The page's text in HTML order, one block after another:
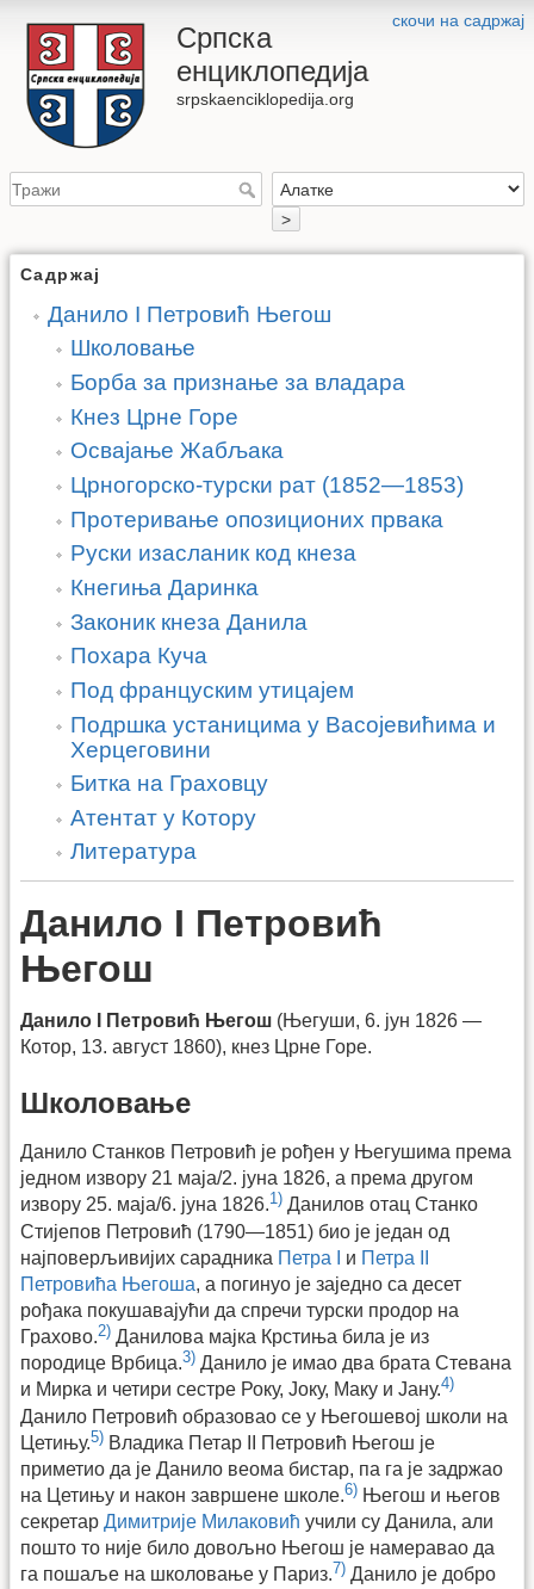
скочи на садржај
Српска
енциклопедија
srpskaenciklopedija.org
>
Садржај
Данило I Петровић Његош
Школовање
Борба за признање за владара
Кнез Црне Горе
Освајање Жабљака
Црногорско-турски рат (1852—1853)
Протеривање опозиционих првака
Руски изасланик код кнеза
Кнегиња Даринка
Законик кнеза Данила
Похара Куча
Под француским утицајем
Подршка устаницима у Васојевићима и
Херцеговини
Битка на Граховцу
Атентат у Котору
Литература
Данило I Петровић
Његош
Данило I Петровић Његош (Његуши, 6. јун 1826 —
Котор, 13. август 1860), кнез Црне Горе.
Школовање
Данило Станков Петровић је рођен у Његушима према
једном извору 21 маја/2. јуна 1826, а према другом
извору 25. маја/6. јуна 1826.1) Данилов отац Станко
Стијепов Петровић (1790—1851) био је један од
најповерљивијих сарадника Петра I и Петра II
Петровића Његоша, а погинуо је заједно са десет
рођака покушавајући да спречи турски продор на
Грахово.2) Данилова мајка Крстиња била је из
породице Врбица.3) Данило је имао два брата Стевана
и Мирка и четири сестре Року, Јоку, Маку и Јану.4)
Данило Петровић образовао се у Његошевој школи на
Цетињу.5) Владика Петар II Петровић Његош је
приметио да је Данило веома бистар, па га је задржао
на Цетињу и након завршене школе.6) Његош и његов
секретар Димитрије Милаковић учили су Данила, али
пошто то није било довољно Његош је намеравао да
га пошаље на школовање у Париз.7) Данило је добро